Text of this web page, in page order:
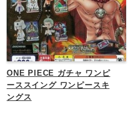
ONE PIECE ガチャ ワンピ
ーススイング ワンピースキ
ングス